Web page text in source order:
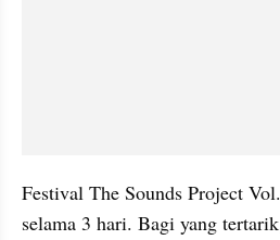
Festival The Sounds Project
selama 3 hari. Bagi yang